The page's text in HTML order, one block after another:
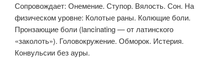
Сопровождает: Онемение. Ступор. Вялость. Сон. На
физическом уровне: Колотые раны. Колющие боли.
Пронзающие боли (lancinating — от латинского
«заколоть»). Головокружение. Обморок. Истерия.
Конвульсии без ауры.